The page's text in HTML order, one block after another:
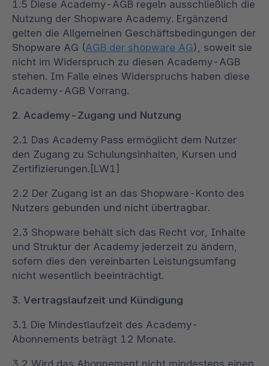
1.5 Diese Academy-AGB regeln ausschließlich die
Nutzung der Shopware Academy. Ergänzend
gelten die Allgemeinen Geschäftsbedingungen der
Shopware AG (AGB der shopware AG), soweit sie
nicht im Widerspruch zu diesen Academy-AGB
stehen. Im Falle eines Widerspruchs haben diese
Academy-AGB Vorrang.
2. Academy-Zugang und Nutzung
2.1 Das Academy Pass ermöglicht dem Nutzer
den Zugang zu Schulungsinhalten, Kursen und
Zertifizierungen.[LW1]
2.2 Der Zugang ist an das Shopware-Konto des
Nutzers gebunden und nicht übertragbar.
2.3 Shopware behält sich das Recht vor, Inhalte
und Struktur der Academy jederzeit zu ändern,
sofern dies den vereinbarten Leistungsumfang
nicht wesentlich beeinträchtigt.
3. Vertragslaufzeit und Kündigung
3.1 Die Mindestlaufzeit des Academy-
Abonnements beträgt 12 Monate.
3.2 Wird das Abonnement nicht mindestens einen